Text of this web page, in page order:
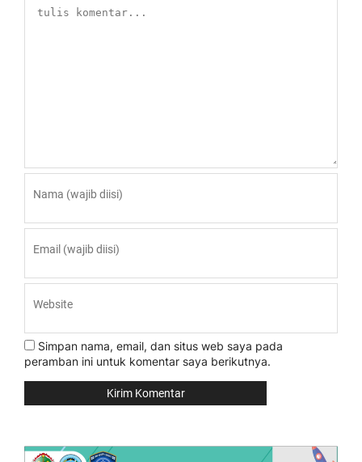
Simpan nama, email, dan situs web saya pada
peramban ini untuk komentar saya berikutnya.